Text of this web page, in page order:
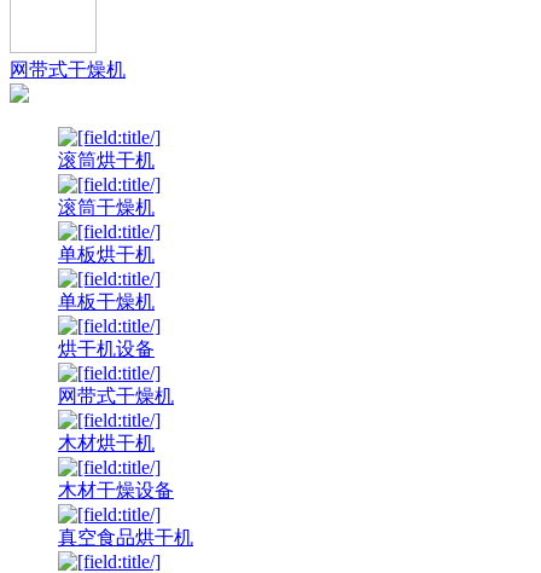
网带式干燥机
滚筒烘干机
滚筒干燥机
单板烘干机
单板干燥机
烘干机设备
网带式干燥机
木材烘干机
木材干燥设备
真空食品烘干机